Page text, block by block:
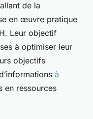
de la
en œuvre pratique
Leur objectif
à optimiser leur
objectifs
à
en ressources